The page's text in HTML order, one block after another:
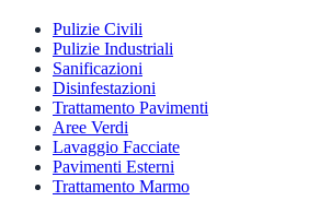
Pulizie Civili
Pulizie Industriali
Sanificazioni
Disinfestazioni
Trattamento Pavimenti
Aree Verdi
Lavaggio Facciate
Pavimenti Esterni
Trattamento Marmo